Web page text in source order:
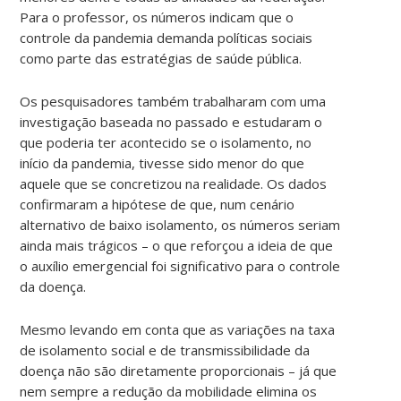
Para o professor, os números indicam que o
controle da pandemia demanda políticas sociais
como parte das estratégias de saúde pública.
Os pesquisadores também trabalharam com uma
investigação baseada no passado e estudaram o
que poderia ter acontecido se o isolamento, no
início da pandemia, tivesse sido menor do que
aquele que se concretizou na realidade. Os dados
confirmaram a hipótese de que, num cenário
alternativo de baixo isolamento, os números seriam
ainda mais trágicos – o que reforçou a ideia de que
o auxílio emergencial foi significativo para o controle
da doença.
Mesmo levando em conta que as variações na taxa
de isolamento social e de transmissibilidade da
doença não são diretamente proporcionais – já que
nem sempre a redução da mobilidade elimina os